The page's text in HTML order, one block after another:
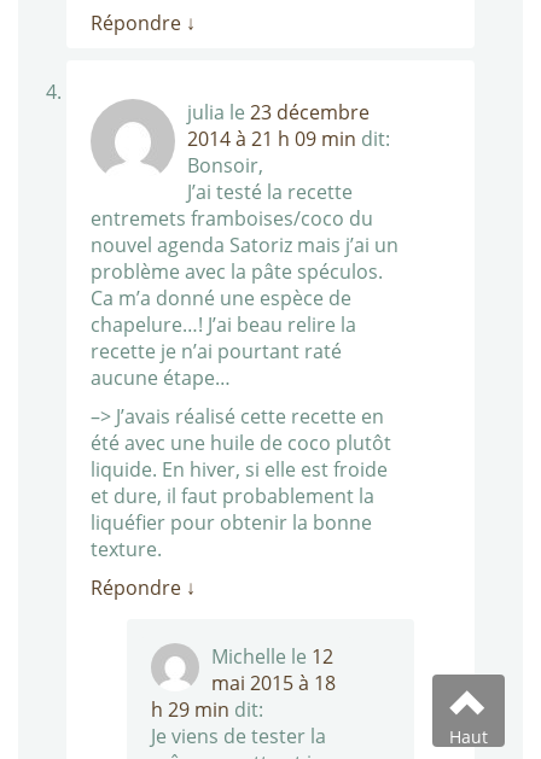
Répondre ↓
julia le 23 décembre
2014 à 21 h 09 min dit:
Bonsoir,
J’ai testé la recette
entremets framboises/coco du
nouvel agenda Satoriz mais j’ai un
problème avec la pâte spéculos.
Ca m’a donné une espèce de
chapelure…! J’ai beau relire la
recette je n’ai pourtant raté
aucune étape…
–> J’avais réalisé cette recette en
été avec une huile de coco plutôt
liquide. En hiver, si elle est froide
et dure, il faut probablement la
liquéfier pour obtenir la bonne
texture.
Répondre ↓
Michelle le 12
mai 2015 à 18
h 29 min dit:
Je viens de tester la
Haut